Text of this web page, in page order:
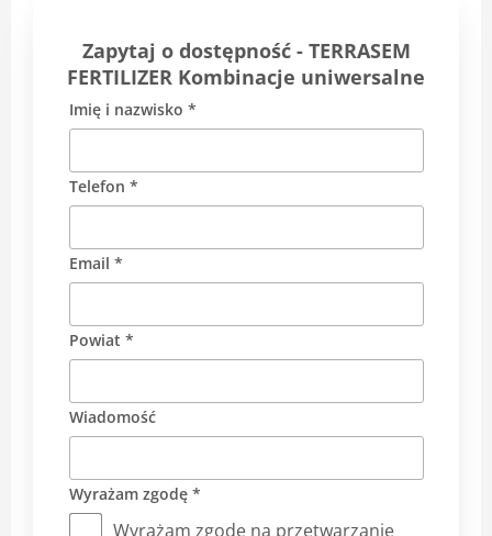
Zapytaj o dostępność - TERRASEM
FERTILIZER Kombinacje uniwersalne
Imię i nazwisko *
Telefon *
Email *
Powiat *
Wiadomość
Wyrażam zgodę *
Wyrażam zgodę na przetwarzanie